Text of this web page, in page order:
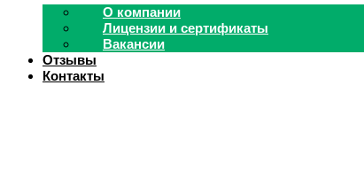
О компании
Лицензии и сертификаты
Вакансии
Отзывы
Контакты